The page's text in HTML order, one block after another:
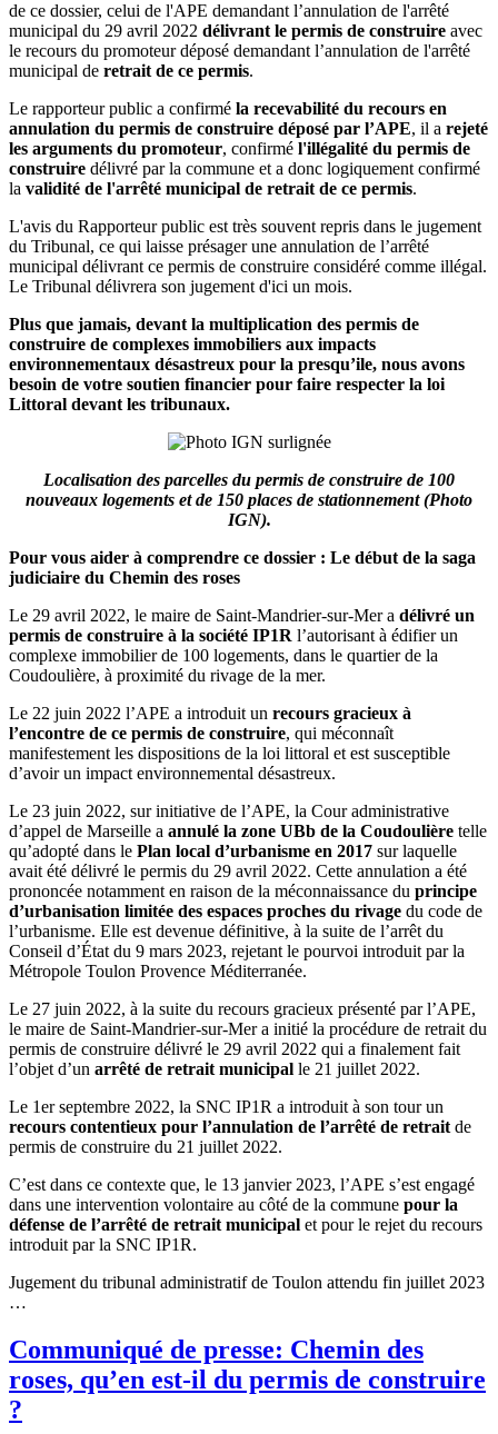
de ce dossier, celui de l'APE demandant l’annulation de l'arrêté
municipal du 29 avril 2022 délivrant le permis de construire avec
le recours du promoteur déposé demandant l’annulation de l'arrêté
municipal de retrait de ce permis.
Le rapporteur public a confirmé la recevabilité du recours en
annulation du permis de construire déposé par l’APE, il a rejeté
les arguments du promoteur, confirmé l'illégalité du permis de
construire délivré par la commune et a donc logiquement confirmé
la validité de l'arrêté municipal de retrait de ce permis.
L'avis du Rapporteur public est très souvent repris dans le jugement
du Tribunal, ce qui laisse présager une annulation de l’arrêté
municipal délivrant ce permis de construire considéré comme illégal.
Le Tribunal délivrera son jugement d'ici un mois.
Plus que jamais, devant la multiplication des permis de
construire de complexes immobiliers aux impacts
environnementaux désastreux pour la presqu’ile, nous avons
besoin de votre soutien financier pour faire respecter la loi
Littoral devant les tribunaux.
Localisation des parcelles du permis de construire de 100
nouveaux logements et de 150 places de stationnement (Photo
IGN).
Pour vous aider à comprendre ce dossier : Le début de la saga
judiciaire du Chemin des roses
Le 29 avril 2022, le maire de Saint-Mandrier-sur-Mer a délivré un
permis de construire à la société IP1R l’autorisant à édifier un
complexe immobilier de 100 logements, dans le quartier de la
Coudoulière, à proximité du rivage de la mer.
Le 22 juin 2022 l’APE a introduit un recours gracieux à
l’encontre de ce permis de construire, qui méconnaît
manifestement les dispositions de la loi littoral et est susceptible
d’avoir un impact environnemental désastreux.
Le 23 juin 2022, sur initiative de l’APE, la Cour administrative
d’appel de Marseille a annulé la zone UBb de la Coudoulière telle
qu’adopté dans le Plan local d’urbanisme en 2017 sur laquelle
avait été délivré le permis du 29 avril 2022. Cette annulation a été
prononcée notamment en raison de la méconnaissance du principe
d’urbanisation limitée des espaces proches du rivage du code de
l’urbanisme. Elle est devenue définitive, à la suite de l’arrêt du
Conseil d’État du 9 mars 2023, rejetant le pourvoi introduit par la
Métropole Toulon Provence Méditerranée.
Le 27 juin 2022, à la suite du recours gracieux présenté par l’APE,
le maire de Saint-Mandrier-sur-Mer a initié la procédure de retrait du
permis de construire délivré le 29 avril 2022 qui a finalement fait
l’objet d’un arrêté de retrait municipal le 21 juillet 2022.
Le 1er septembre 2022, la SNC IP1R a introduit à son tour un
recours contentieux pour l’annulation de l’arrêté de retrait de
permis de construire du 21 juillet 2022.
C’est dans ce contexte que, le 13 janvier 2023, l’APE s’est engagé
dans une intervention volontaire au côté de la commune pour la
défense de l’arrêté de retrait municipal et pour le rejet du recours
introduit par la SNC IP1R.
Jugement du tribunal administratif de Toulon attendu fin juillet 2023
…
Communiqué de presse: Chemin des
roses, qu’en est-il du permis de construire
?